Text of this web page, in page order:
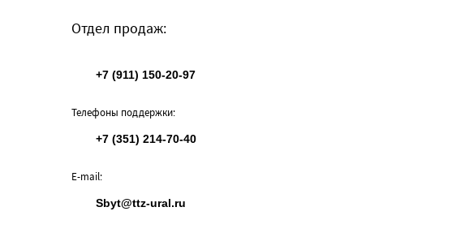
Отдел продаж:
+7 (911) 150-20-97
Телефоны поддержки:
+7 (351) 214-70-40
E-mail:
Sbyt@ttz-ural.ru